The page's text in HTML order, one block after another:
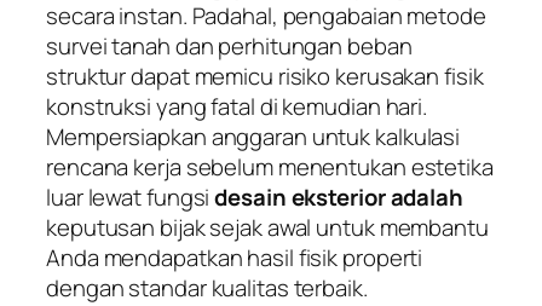
secara instan. Padahal, pengabaian metode
survei tanah dan perhitungan beban
struktur dapat memicu risiko kerusakan fisik
konstruksi yang fatal di kemudian hari.
Mempersiapkan anggaran untuk kalkulasi
rencana kerja sebelum menentukan estetika
luar lewat fungsidesain eksterior adalah
keputusan bijak sejak awal untuk membantu
Anda mendapatkan hasil fisik properti
dengan standar kualitas terbaik.